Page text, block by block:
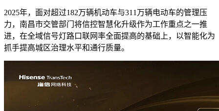
2025年，面对超过182万辆机动车与311万辆电动车的管理压
力，南昌市交管部门将信控智慧化升级作为工作重点之一推
进，在全域信号灯路口联网率全面提高的基础上，以智能化为
抓手提高城区治理水平和通行质量。